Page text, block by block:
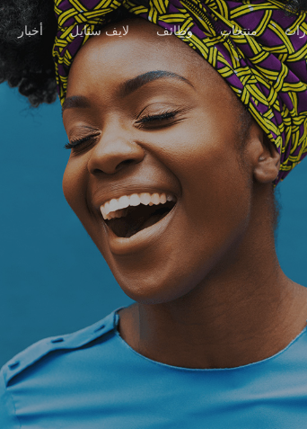
منتجات وظائف لايف ستايل أخبار